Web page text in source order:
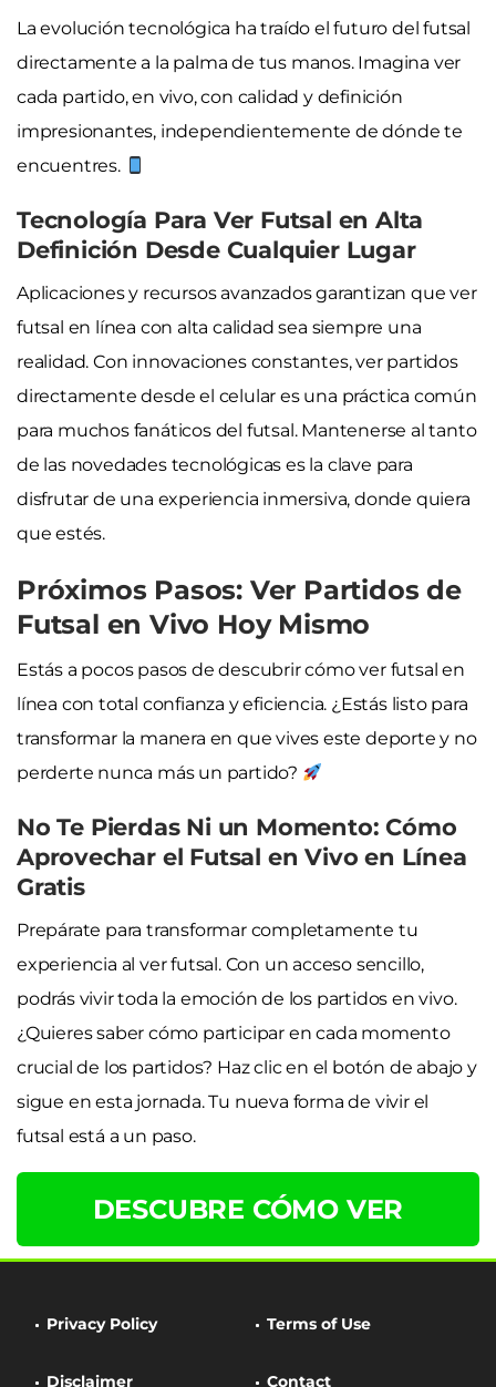
La evolución tecnológica ha traído el futuro del futsal
directamente a la palma de tus manos. Imagina ver
cada partido, en vivo, con calidad y definición
impresionantes, independientemente de dónde te
encuentres.
Tecnología Para Ver Futsal en Alta
Definición Desde Cualquier Lugar
Aplicaciones y recursos avanzados garantizan que ver
futsal en línea con alta calidad sea siempre una
realidad. Con innovaciones constantes, ver partidos
directamente desde el celular es una práctica común
para muchos fanáticos del futsal. Mantenerse al tanto
de las novedades tecnológicas es la clave para
disfrutar de una experiencia inmersiva, donde quiera
que estés.
Próximos Pasos: Ver Partidos de
Futsal en Vivo Hoy Mismo
Estás a pocos pasos de descubrir cómo ver futsal en
línea con total confianza y eficiencia. ¿Estás listo para
transformar la manera en que vives este deporte y no
perderte nunca más un partido?
No Te Pierdas Ni un Momento: Cómo
Aprovechar el Futsal en Vivo en Línea
Gratis
Prepárate para transformar completamente tu
experiencia al ver futsal. Con un acceso sencillo,
podrás vivir toda la emoción de los partidos en vivo.
¿Quieres saber cómo participar en cada momento
crucial de los partidos? Haz clic en el botón de abajo y
sigue en esta jornada. Tu nueva forma de vivir el
futsal está a un paso.
DESCUBRE CÓMO VER
Privacy Policy Terms of Use
Disclaimer Contact